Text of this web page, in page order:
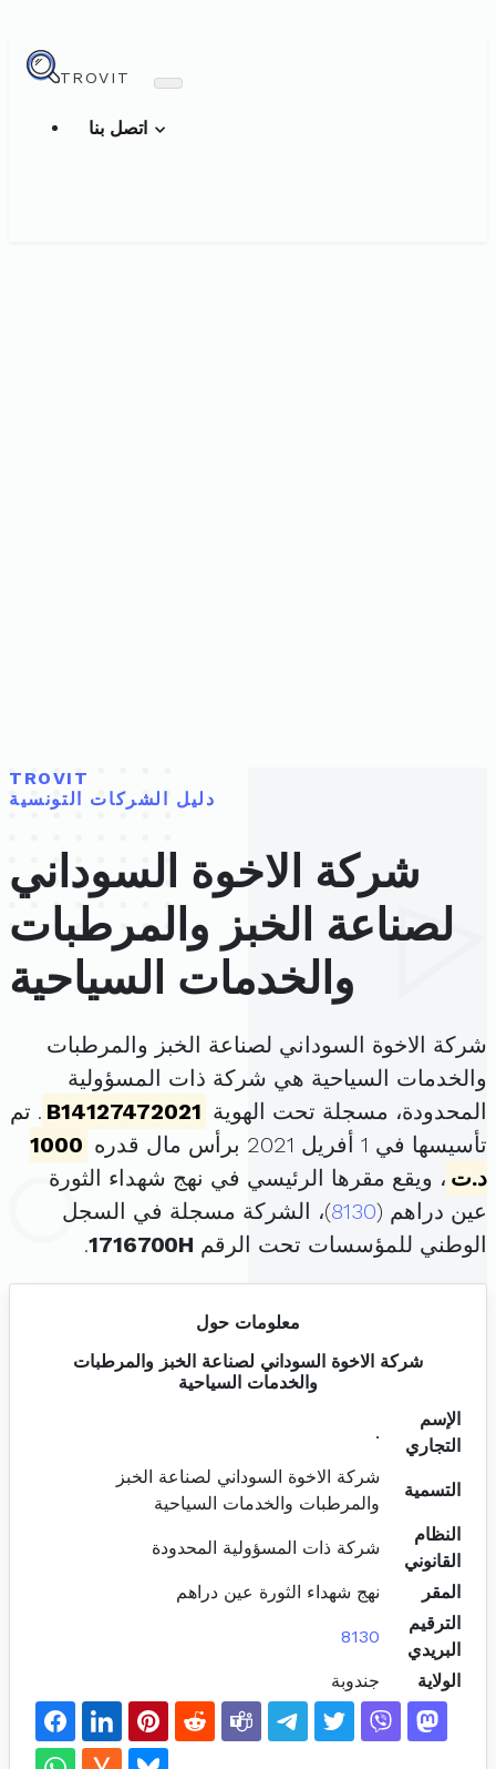
TROVIT
TROVIT
دليل الشركات التونسية
شركة الاخوة السوداني
لصناعة الخبز والمرطبات
والخدمات السياحية
شركة الاخوة السوداني لصناعة الخبز والمرطبات
والخدمات السياحية هي شركة ذات المسؤولية
المحدودة، مسجلة تحت الهوية B14127472021 . تم
تأسيسها في 1 أفريل 2021 برأس مال قدره
1000
د.ت ، ويقع مقرها الرئيسي في نهج شهداء الثورة
عين دراهم (8130)، الشركة مسجلة في السجل
الوطني للمؤسسات تحت الرقم 1716700H
.
معلومات حول
شركة الاخوة السوداني لصناعة الخبز والمرطبات
والخدمات السياحية
الإسم
التجاري
.
التسمية
شركة الاخوة السوداني لصناعة الخبز
والمرطبات والخدمات السياحية
النظام
القانوني
شركة ذات المسؤولية المحدودة
المقر
نهج شهداء الثورة عين دراهم
الترقيم
البريدي
8130
الولاية جندوبة